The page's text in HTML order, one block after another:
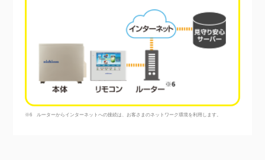
※6 ルーターからインターネットへの接続は、お客さまのネットワーク環境を利用します。